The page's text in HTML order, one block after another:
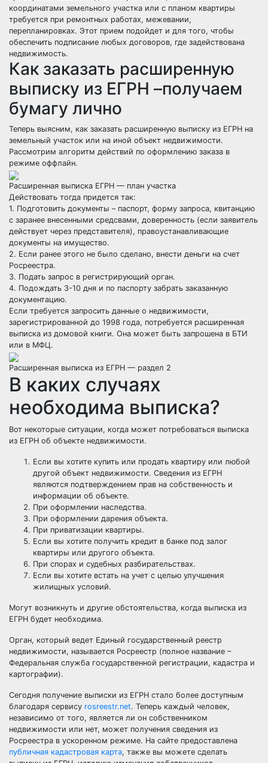
координатами земельного участка или с планом квартиры
требуется при ремонтных работах, межевании,
перепланировках. Этот прием подойдет и для того, чтобы
обеспечить подписание любых договоров, где задействована
недвижимость.
Как заказать расширенную
выписку из ЕГРН –получаем
бумагу лично
Теперь выясним, как заказать расширенную выписку из ЕГРН на
земельный участок или на иной объект недвижимости.
Рассмотрим алгоритм действий по оформлению заказа в
режиме оффлайн.
Расширенная выписка ЕГРН — план участка
Действовать тогда придется так:
1. Подготовить документы – паспорт, форму запроса, квитанцию
с заранее внесенными средсвами, доверенность (если заявитель
действует через представителя), правоустанавливающие
документы на имущество.
2. Если ранее этого не было сделано, внести деньги на счет
Росреестра.
3. Подать запрос в регистрирующий орган.
4. Подождать 3-10 дня и по паспорту забрать заказанную
документацию.
Если требуется запросить данные о недвижимости,
зарегистрированной до 1998 года, потребуется расширенная
выписка из домовой книги. Она может быть запрошена в БТИ
или в МФЦ.
Расширенная выписка из ЕГРН — раздел 2
В каких случаях
необходима выписка?
Вот некоторые ситуации, когда может потребоваться выписка
из ЕГРН об объекте недвижимости.
Если вы хотите купить или продать квартиру или любой
другой объект недвижимости. Сведения из ЕГРН
являются подтверждением прав на собственность и
информации об объекте.
При оформлении наследства.
При оформлении дарения объекта.
При приватизации квартиры.
Если вы хотите получить кредит в банке под залог
квартиры или другого объекта.
При спорах и судебных разбирательствах.
Если вы хотите встать на учет с целью улучшения
жилищных условий.
Могут возникнуть и другие обстоятельства, когда выписка из
ЕГРН будет необходима.
Орган, который ведет Единый государственный реестр
недвижимости, называется Росреестр (полное название –
Федеральная служба государственной регистрации, кадастра и
картографии).
Сегодня получение выписки из ЕГРН стало более доступным
благодаря сервису rosreestr.net. Теперь каждый человек,
независимо от того, является ли он собственником
недвижимости или нет, может получения сведения из
Росреестра в ускоренном режиме. На сайте предоставлена
публичная кадастровая карта, также вы можете сделать